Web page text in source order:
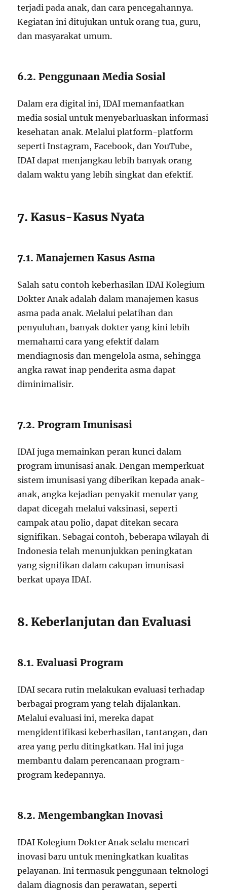
terjadi pada anak, dan cara pencegahannya.
Kegiatan ini ditujukan untuk orang tua, guru,
dan masyarakat umum.
6.2. Penggunaan Media Sosial
Dalam era digital ini, IDAI memanfaatkan
media sosial untuk menyebarluaskan informasi
kesehatan anak. Melalui platform-platform
seperti Instagram, Facebook, dan YouTube,
IDAI dapat menjangkau lebih banyak orang
dalam waktu yang lebih singkat dan efektif.
7. Kasus-Kasus Nyata
7.1. Manajemen Kasus Asma
Salah satu contoh keberhasilan IDAI Kolegium
Dokter Anak adalah dalam manajemen kasus
asma pada anak. Melalui pelatihan dan
penyuluhan, banyak dokter yang kini lebih
memahami cara yang efektif dalam
mendiagnosis dan mengelola asma, sehingga
angka rawat inap penderita asma dapat
diminimalisir.
7.2. Program Imunisasi
IDAI juga memainkan peran kunci dalam
program imunisasi anak. Dengan memperkuat
sistem imunisasi yang diberikan kepada anak-
anak, angka kejadian penyakit menular yang
dapat dicegah melalui vaksinasi, seperti
campak atau polio, dapat ditekan secara
signifikan. Sebagai contoh, beberapa wilayah di
Indonesia telah menunjukkan peningkatan
yang signifikan dalam cakupan imunisasi
berkat upaya IDAI.
8. Keberlanjutan dan Evaluasi
8.1. Evaluasi Program
IDAI secara rutin melakukan evaluasi terhadap
berbagai program yang telah dijalankan.
Melalui evaluasi ini, mereka dapat
mengidentifikasi keberhasilan, tantangan, dan
area yang perlu ditingkatkan. Hal ini juga
membantu dalam perencanaan program-
program kedepannya.
8.2. Mengembangkan Inovasi
IDAI Kolegium Dokter Anak selalu mencari
inovasi baru untuk meningkatkan kualitas
pelayanan. Ini termasuk penggunaan teknologi
dalam diagnosis dan perawatan, seperti